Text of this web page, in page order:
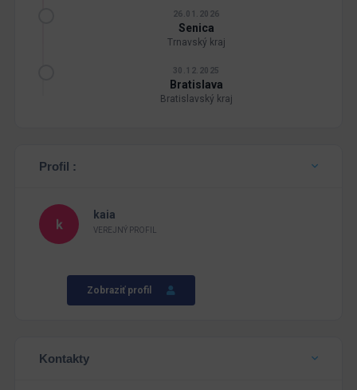
26.01.2026
Senica
Trnavský kraj
30.12.2025
Bratislava
Bratislavský kraj
Profil :
kaia
VEREJNÝ PROFIL
Zobraziť profil
Kontakty